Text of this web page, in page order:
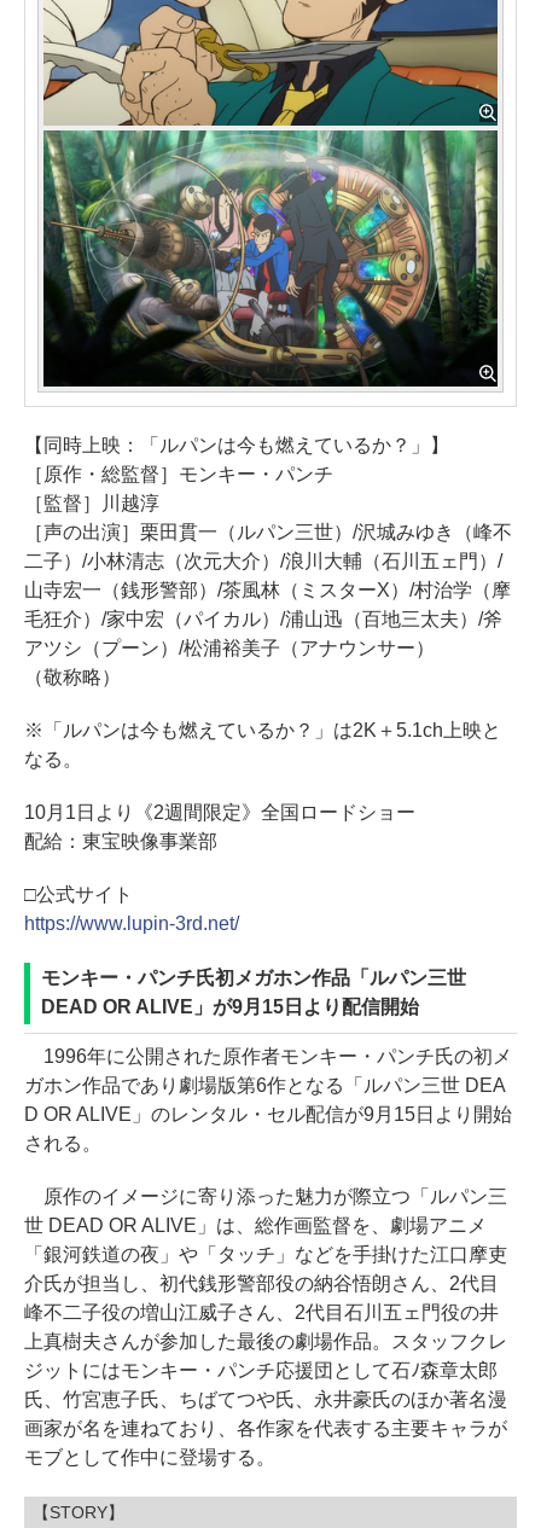
【同時上映：「ルパンは今も燃えているか？」】
［原作・総監督］モンキー・パンチ
［監督］川越淳
［声の出演］栗田貫一（ルパン三世）/沢城みゆき（峰不
二子）/小林清志（次元大介）/浪川大輔（石川五ェ門）/
山寺宏一（銭形警部）/茶風林（ミスターX）/村治学（摩
毛狂介）/家中宏（パイカル）/浦山迅（百地三太夫）/斧
アツシ（プーン）/松浦裕美子（アナウンサー）
（敬称略）
※「ルパンは今も燃えているか？」は2K＋5.1ch上映と
なる。
10月1日より《2週間限定》全国ロードショー
配給：東宝映像事業部
□公式サイト
https://www.lupin-3rd.net/
モンキー・パンチ氏初メガホン作品「ルパン三世
DEAD OR ALIVE」が9月15日より配信開始
1996年に公開された原作者モンキー・パンチ氏の初メ
ガホン作品であり劇場版第6作となる「ルパン三世 DEA
D OR ALIVE」のレンタル・セル配信が9月15日より開始
される。
原作のイメージに寄り添った魅力が際立つ「ルパン三
世 DEAD OR ALIVE」は、総作画監督を、劇場アニメ
「銀河鉄道の夜」や「タッチ」などを手掛けた江口摩吏
介氏が担当し、初代銭形警部役の納谷悟朗さん、2代目
峰不二子役の増山江威子さん、2代目石川五ェ門役の井
上真樹夫さんが参加した最後の劇場作品。スタッフクレ
ジットにはモンキー・パンチ応援団として石ﾉ森章太郎
氏、竹宮恵子氏、ちばてつや氏、永井豪氏のほか著名漫
画家が名を連ねており、各作家を代表する主要キャラが
モブとして作中に登場する。
【STORY】